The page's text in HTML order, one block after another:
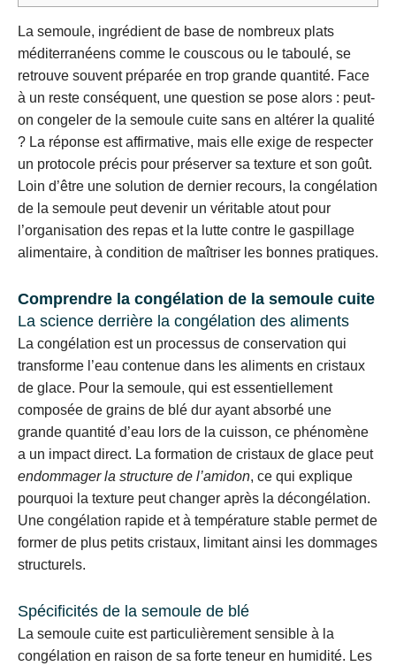
La semoule, ingrédient de base de nombreux plats
méditerranéens comme le couscous ou le taboulé, se
retrouve souvent préparée en trop grande quantité. Face
à un reste conséquent, une question se pose alors : peut-
on congeler de la semoule cuite sans en altérer la qualité
? La réponse est affirmative, mais elle exige de respecter
un protocole précis pour préserver sa texture et son goût.
Loin d’être une solution de dernier recours, la congélation
de la semoule peut devenir un véritable atout pour
l’organisation des repas et la lutte contre le gaspillage
alimentaire, à condition de maîtriser les bonnes pratiques.
Comprendre la congélation de la semoule cuite
La science derrière la congélation des aliments
La congélation est un processus de conservation qui
transforme l’eau contenue dans les aliments en cristaux
de glace. Pour la semoule, qui est essentiellement
composée de grains de blé dur ayant absorbé une
grande quantité d’eau lors de la cuisson, ce phénomène
a un impact direct. La formation de cristaux de glace peut
endommager la structure de l’amidon, ce qui explique
pourquoi la texture peut changer après la décongélation.
Une congélation rapide et à température stable permet de
former de plus petits cristaux, limitant ainsi les dommages
structurels.
Spécificités de la semoule de blé
La semoule cuite est particulièrement sensible à la
congélation en raison de sa forte teneur en humidité. Les